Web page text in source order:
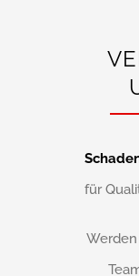
für
Werden